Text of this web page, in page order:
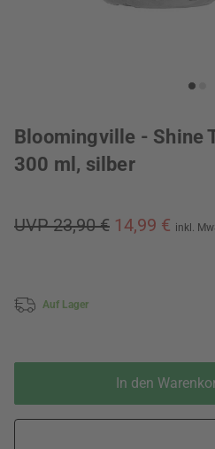
Bloomingville - Shine
300 ml, silber
UVP 23,90 € 14,99 € inkl.
Auf Lager
In den